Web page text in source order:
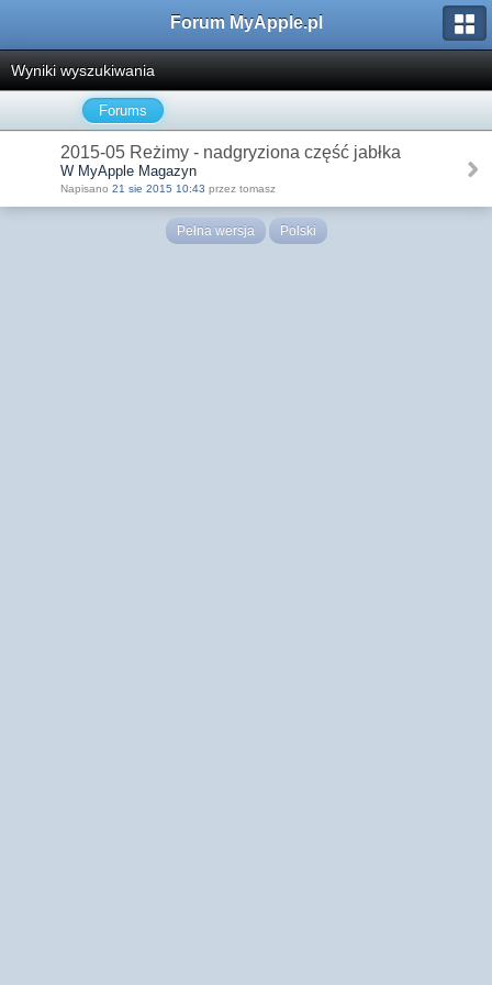
Forum MyApple.pl
Wyniki wyszukiwania
Forums
2015-05 Reżimy - nadgryziona część jabłka
W MyApple Magazyn
Napisano 21 sie 2015 10:43 przez tomasz
Pełna wersja Polski